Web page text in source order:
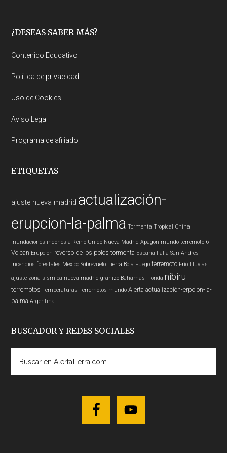
Footer
¿DESEAS SABER MÁS?
Contenido Educativo
Política de privacidad
Uso de Cookies
Aviso Legal
Programa de afiliado
ETIQUETAS
ajuste nueva madrid actualización-
erupcion-la-palma Tormenta Tropical China
Inundaciones indonesia Reino Unido Nueva Madrid Apagon mundo terremoto 6
Volcan Erupción reverso de los polos tormenta España Falla San Andres
Incendios forestales Mexico Sobrevuelo Tierra Bola Fuego terremoto Frío Lluvias
ajuste zona sísmica nueva madrid granizo Bahamas Florida nibiru
terremotos Temperaturas Terremotos mundo Alerta actualización-erpcion-la-
palma Argentina
BUSCADOR Y REDES SOCIALES
AlertaTierra.com